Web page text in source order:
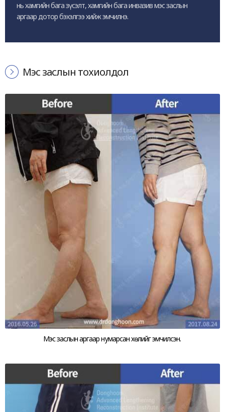
нь хамгийн бага зүсэлт, хамгийн бага инвазив мэс заслын
аргаар дотор бэхэлгээ хийж эмчилнэ.
Мэс заслын тохиолдол
Мэс заслын аргаар нумарсан хөлийг эмчилсэн.